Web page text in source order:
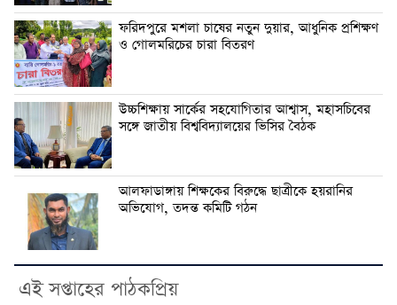
ফরিদপুরে মশলা চাষের নতুন দুয়ার, আধুনিক প্রশিক্ষণ
ও গোলমরিচের চারা বিতরণ
উচ্চশিক্ষায় সার্কের সহযোগিতার আশ্বাস, মহাসচিবের
সঙ্গে জাতীয় বিশ্ববিদ্যালয়ের ভিসির বৈঠক
আলফাডাঙ্গায় শিক্ষকের বিরুদ্ধে ছাত্রীকে হয়রানির
অভিযোগ, তদন্ত কমিটি গঠন
এই সপ্তাহের পাঠকপ্রিয়